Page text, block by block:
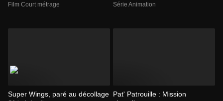
Film Court métrage Série Animation
Super Wings, paré au décollage Pat' Patrouille : Mission